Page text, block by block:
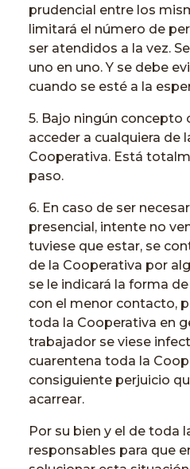
prudencial entre los
limitará el número de
ser atendidos a la vez.
uno en uno. Y se debe
cuando se esté a la
5. Bajo ningún
acceder a cualquiera de
Cooperativa. Está
paso.
6. En caso de ser
presencial, intente no
tuviese que estar, se
de la Cooperativa por
se le indicará la forma
con el menor contacto,
toda la Cooperativa en
trabajador se viese
cuarentena toda la
consiguiente perjuicio
acarrear.
Por su bien y el de toda
responsables para que